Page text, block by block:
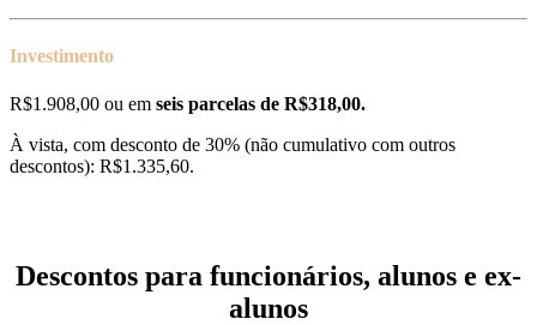
Investimento
R$1.908,00 ou em seis parcelas de R$318,00.
À vista, com desconto de 30% (não cumulativo com outros
descontos): R$1.335,60.
Descontos para funcionários, alunos e ex-
alunos